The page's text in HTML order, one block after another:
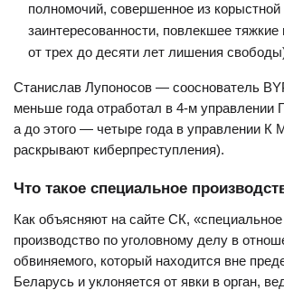
полномочий, совершенное из
заинтересованности, повлекшее
от трех до десяти лет лишения
Станислав Лупоносов — сооснователь
меньше года отработал в 4-м
а до этого — четыре года в управлении К
раскрывают киберпреступления).
Что такое специальное
Как объясняют на сайте СК,
производство по уголовному делу в
обвиняемого, который находится вне
Беларусь и уклоняется от явки в орган,